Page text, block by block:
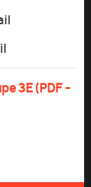
3E (PDF -